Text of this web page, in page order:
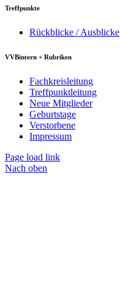
Treffpunkte
Rückblicke / Ausblicke
VVBintern + Rubriken
Fachkreisleitung
Treffpunktleitung
Neue Mitglieder
Geburtstage
Verstorbene
Impressum
Page load link
Nach oben